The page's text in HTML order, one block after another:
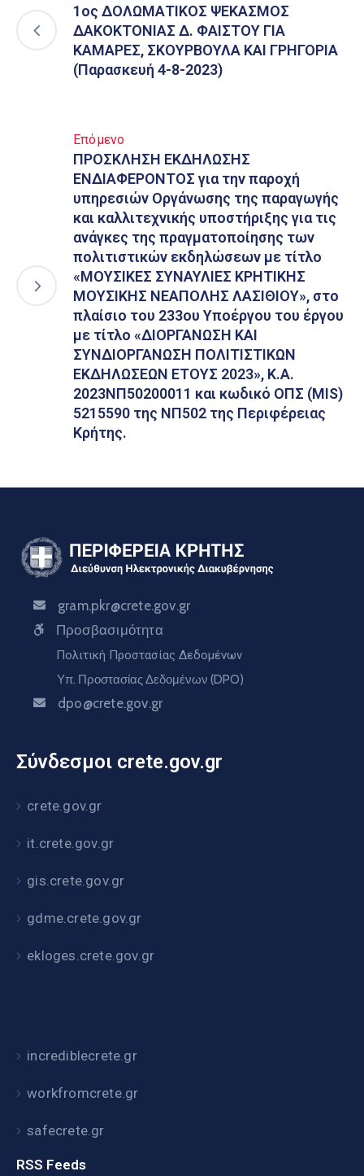
1ος ΔΟΛΩΜΑΤΙΚΟΣ ΨΕΚΑΣΜΟΣ
ΔΑΚΟΚΤΟΝΙΑΣ Δ. ΦΑΙΣΤΟΥ ΓΙΑ
ΚΑΜΑΡΕΣ, ΣΚΟΥΡΒΟΥΛΑ ΚΑΙ ΓΡΗΓΟΡΙΑ
(Παρασκευή 4-8-2023)
Επόμενο
ΠΡΟΣΚΛΗΣΗ ΕΚΔΗΛΩΣΗΣ
ΕΝΔΙΑΦΕΡΟΝΤΟΣ για την παροχή
υπηρεσιών Οργάνωσης της παραγωγής
και καλλιτεχνικής υποστήριξης για τις
ανάγκες της πραγματοποίησης των
πολιτιστικών εκδηλώσεων με τίτλο
«ΜΟΥΣΙΚΕΣ ΣΥΝΑΥΛΙΕΣ ΚΡΗΤΙΚΗΣ
ΜΟΥΣΙΚΗΣ ΝΕΑΠΟΛΗΣ ΛΑΣΙΘΙΟΥ», στο
πλαίσιο του 233ου Υποέργου του έργου
με τίτλο «ΔΙΟΡΓΑΝΩΣΗ ΚΑΙ
ΣΥΝΔΙΟΡΓΑΝΩΣΗ ΠΟΛΙΤΙΣΤΙΚΩΝ
ΕΚΔΗΛΩΣΕΩΝ ΕΤΟΥΣ 2023», Κ.Α.
2023ΝΠ50200011 και κωδικό ΟΠΣ (MIS)
5215590 της ΝΠ502 της Περιφέρειας
Κρήτης.
gram.pkr@crete.gov.gr
Προσβασιμότητα
Πολιτική Προστασίας Δεδομένων
Υπ. Προστασίας Δεδομένων (DPO)
dpo@crete.gov.gr
Σύνδεσμοι crete.gov.gr
crete.gov.gr
it.crete.gov.gr
gis.crete.gov.gr
gdme.crete.gov.gr
ekloges.crete.gov.gr
incrediblecrete.gr
workfromcrete.gr
safecrete.gr
RSS Feeds